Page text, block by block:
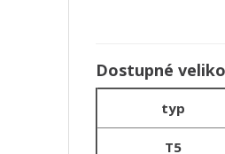
Dostupné
typ
T5